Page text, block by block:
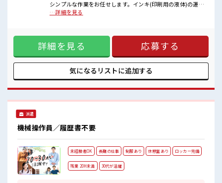
休憩時間にゆっくりできるスペース完備！
持ち物が多いあなたにもぴったり☆
シンプルな作業をお任せします。インキ(印刷用の液体)の運
搬・補充作業⇒台車を使って運ぶなど、身体への負担が少な
の方でも始めやすい内容です。【扱う製品】テレビ・スマー
トフォンの画面に使われるフィルム製品⇒日常で身近な製品
に関わるお仕事なので、やりがいも感じやすい環境です！ ■
お仕事PR ≪残業で収入アップ≫ 高収入を希望される方にオス
スメ。 残業は月20時間以上あります♪ ≪動きやすい制服アリ
≫ 制服があるので、 毎日の服装の悩み解消♪ ≪未経験OKの
り働く環境が整っています！ イチからスキルUP・ステップ
UP目指していきましょう！ ≪自分に向いている仕事が探せる
ち物が多いあなたにもぴったり☆ ロッカー付き職場♪ 残業が
多めだからしっかり稼ぎたい方にもオススメ！
…詳細を見る
詳細を見る 応募する
気になるリストに追加する
派遣
機械操作員／履歴書不要
未経験者OK 長期の仕事 制服あり 休憩室あり ロッカー完備
残業 20H未満 30代が活躍